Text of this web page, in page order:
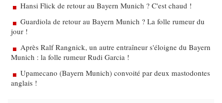
Hansi Flick de retour au Bayern Munich ? C'est chaud !
Guardiola de retour au Bayern Munich ? La folle rumeur du
jour !
Après Ralf Rangnick, un autre entraîneur s'éloigne du Bayern
Munich : la folle rumeur Rudi Garcia !
Upamecano (Bayern Munich) convoité par deux mastodontes
anglais !